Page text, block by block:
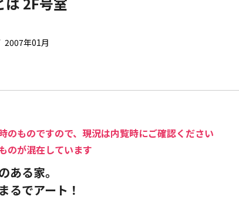
2007年01月
のものですので、現況は内覧時にご確認ください
のが混在しています
ある家。
るでアート！